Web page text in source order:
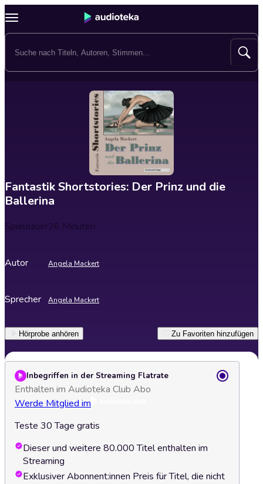
Fantastik Shortstories: Der Prinz und die
Ballerina
Spieldauer26 Minuten
Autor Angela Mackert
Sprecher Angela Mackert
Hörprobe anhören Zu Favoriten hinzufügen
Inbegriffen in der Streaming Flatrate
Enthalten im Audioteka Club Abo
Werde Mitglied im
Teste 30 Tage gratis
Dieser und weitere 80.000 Titel enthalten im
Streaming
Exklusiver Abonnent:innen Preis für Titel, die nicht